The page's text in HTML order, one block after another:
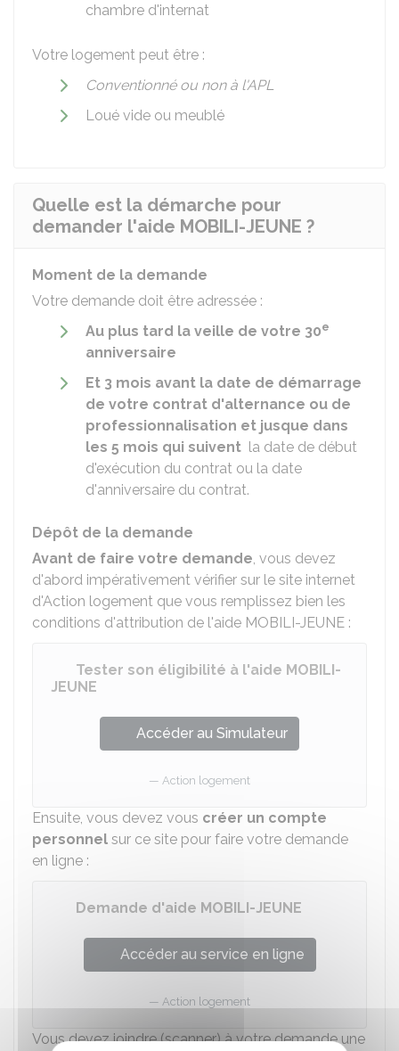
chambre d'internat
Votre logement peut être :
Conventionné ou non à l'APL
Loué vide ou meublé
Quelle est la démarche pour
demander l'aide MOBILI-JEUNE ?
Moment de la demande
Votre demande doit être adressée :
Au plus tard la veille de votre 30e
anniversaire
Et 3 mois avant la date de démarrage
de votre contrat d'alternance ou de
professionnalisation et jusque dans
les 5 mois qui suivent la date de début
d'exécution du contrat ou la date
d'anniversaire du contrat.
Dépôt de la demande
Avant de faire votre demande, vous devez
d'abord impérativement vérifier sur le site internet
d'Action logement que vous remplissez bien les
conditions d'attribution de l'aide MOBILI-JEUNE :
Tester son éligibilité à l'aide MOBILI-
JEUNE
Accéder au Simulateur
Action logement
Ensuite, vous devez vous créer un compte
personnel sur ce site pour faire votre demande
en ligne :
Demande d'aide MOBILI-JEUNE
Accéder au service en ligne
Action logement
Vous devez joindre (scanner) à votre demande une